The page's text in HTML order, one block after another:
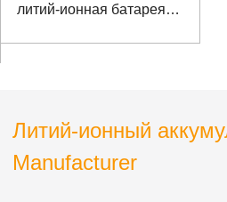
литий-ионная батарея
Литий-ионный
Manufacturer